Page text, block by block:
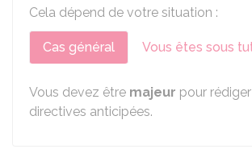
Cela dépend de votre situation :
Cas général Vous êtes sous
Vous devez être majeur pour
directives anticipées.